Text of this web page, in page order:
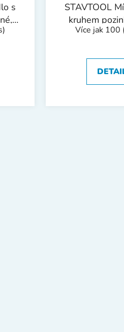
s
|
STAVTOOL
kruhem
šestihranná
Více jak 100